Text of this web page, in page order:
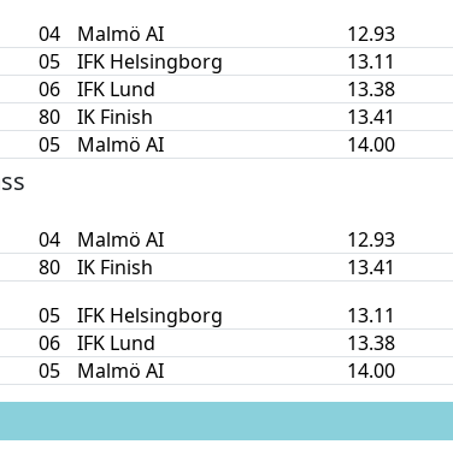
04 Malmö AI
12.93
05 IFK Helsingborg
13.11
06 IFK Lund
13.38
80 IK Finish
13.41
05 Malmö AI 14.00
04 Malmö AI
12.93
80 IK Finish 13.41
05 IFK Helsingborg
13.11
06 IFK Lund
13.38
05 Malmö AI 14.00